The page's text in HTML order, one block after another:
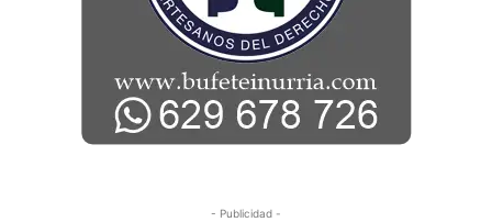
- Publicidad -